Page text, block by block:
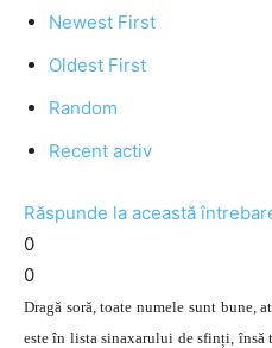
Newest First
Oldest First
Random
Recent activ
Răspunde la această
0
0
Dragă soră, toate numele sunt bune,
este în lista sinaxarului de sfinți, însă